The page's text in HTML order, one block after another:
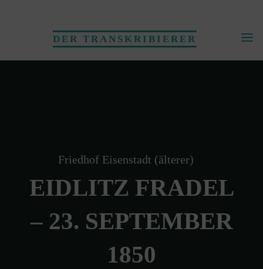
DER TRANSKRIBIERER
Friedhof Eisenstadt (älterer)
EIDLITZ FRADEL
– 23. SEPTEMBER
1850